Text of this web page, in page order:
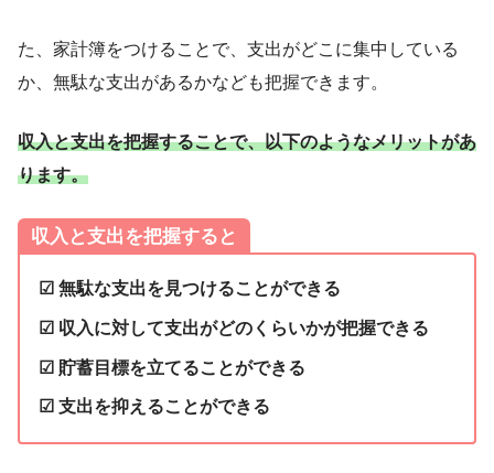
た、家計簿をつけることで、支出がどこに集中している
か、無駄な支出があるかなども把握できます。
収入と支出を把握することで、以下のようなメリットがあ
ります。
収入と支出を把握する と
☑ 無駄な支出を見つけることができる
☑ 収入に対して支出がどのくらいかが把握できる
☑ 貯蓄目標を立てることができる
☑ 支出を抑えることができる